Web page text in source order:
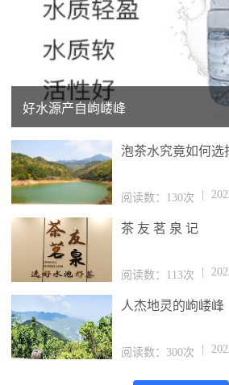
好水源产自岣嵝峰
泡茶水究竟如何选
阅读数：130次
茶 友 茗 泉 记
阅读数：113次
人杰地灵的岣嵝峰
阅读数：300次